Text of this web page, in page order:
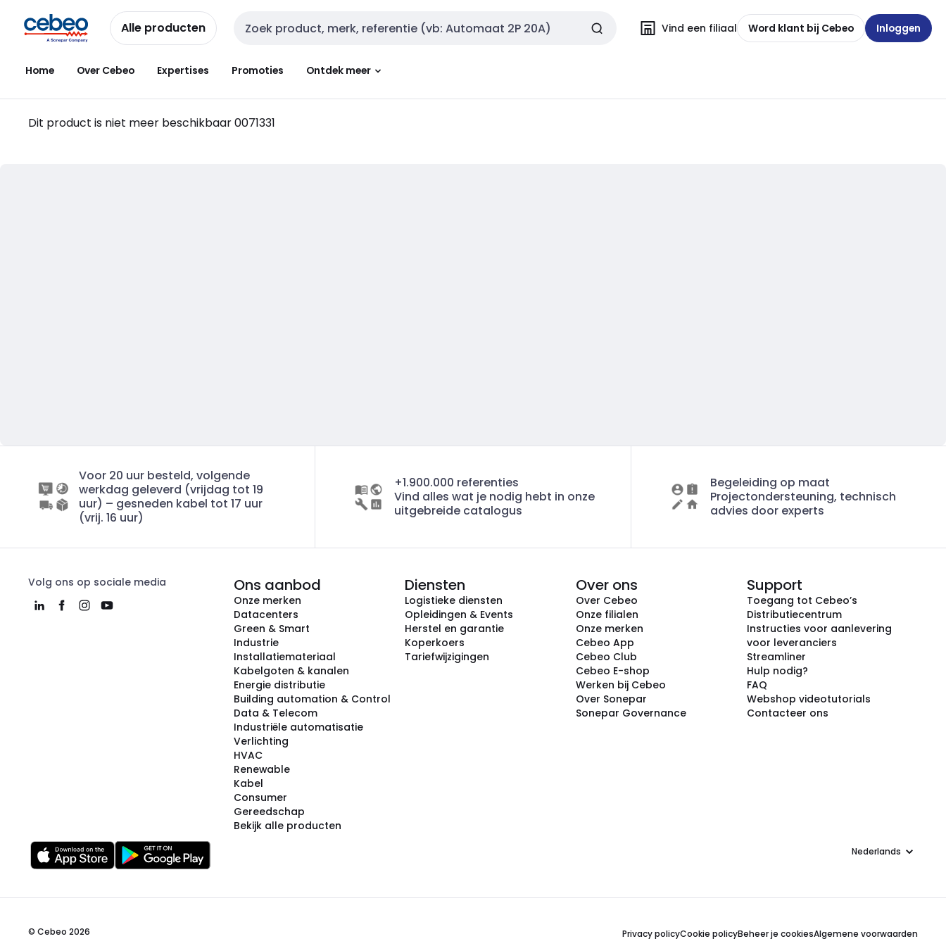
naar
navigatie
naar
inhoud
Alle producten Zoekveld invoer Vind een filiaal Word klant bij Cebeo Inloggen
Home Over Cebeo Expertises Promoties Ontdek meer
Dit product is niet meer beschikbaar0071331
Voor 20 uur besteld, volgende
werkdag geleverd (vrijdag tot 19
uur) – gesneden kabel tot 17 uur
(vrij. 16 uur)
+1.900.000 referenties
Vind alles wat je nodig hebt in onze
uitgebreide catalogus
Begeleiding op maat
Projectondersteuning, technisch
advies door experts
Volg ons op sociale media Ons aanbod
Onze merken
Datacenters
Green & Smart
Industrie
Installatiemateriaal
Kabelgoten & kanalen
Energie distributie
Building automation & Control
Data & Telecom
Industriële automatisatie
Verlichting
HVAC
Renewable
Kabel
Consumer
Gereedschap
Bekijk alle producten
Diensten
Logistieke diensten
Opleidingen & Events
Herstel en garantie
Koperkoers
Tariefwijzigingen
Over ons
Over Cebeo
Onze filialen
Onze merken
Cebeo App
Cebeo Club
Cebeo E-shop
Werken bij Cebeo
Over Sonepar
Sonepar Governance
Support
Toegang tot Cebeo’s
Distributiecentrum
Instructies voor aanlevering
voor leveranciers
Streamliner
Hulp nodig?
FAQ
Webshop videotutorials
Contacteer ons
Taal
© Cebeo 2026 Privacy policyCookie policyBeheer je cookiesAlgemene voorwaarden